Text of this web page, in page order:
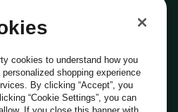
cookies to understand how you
shopping experience
By clicking “Accept”, you
“Cookie Settings”, you can